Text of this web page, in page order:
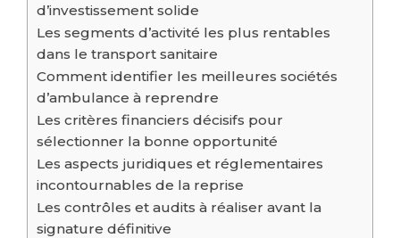
d’investissement solide
Les segments d’activité les plus rentables
dans le transport sanitaire
Comment identifier les meilleures sociétés
d’ambulance à reprendre
Les critères financiers décisifs pour
sélectionner la bonne opportunité
Les aspects juridiques et réglementaires
incontournables de la reprise
Les contrôles et audits à réaliser avant la
signature définitive